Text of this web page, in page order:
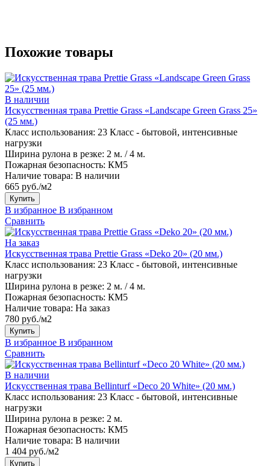
Похожие товары
В наличии
Искусственная трава Prettie Grass «Landscape Green Grass 25»
(25 мм.)
Класс использования: 23 Класс - бытовой, интенсивные
нагрузки
Ширина рулона в резке: 2 м. / 4 м.
Пожарная безопасность: КМ5
Наличие товара: В наличии
665 руб./м2
Купить
В избранное В избранном
Сравнить
На заказ
Искусственная трава Prettie Grass «Deko 20» (20 мм.)
Класс использования: 23 Класс - бытовой, интенсивные
нагрузки
Ширина рулона в резке: 2 м. / 4 м.
Пожарная безопасность: КМ5
Наличие товара: На заказ
780 руб./м2
Купить
В избранное В избранном
Сравнить
В наличии
Искусственная трава Bellinturf «Deco 20 White» (20 мм.)
Класс использования: 23 Класс - бытовой, интенсивные
нагрузки
Ширина рулона в резке: 2 м.
Пожарная безопасность: КМ5
Наличие товара: В наличии
1 404 руб./м2
Купить